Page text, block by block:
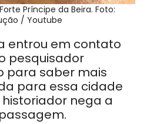
Príncipe da Beira. Foto:
/ Youtube
entrou em contato
pesquisador
para saber mais
para essa cidade
nega a